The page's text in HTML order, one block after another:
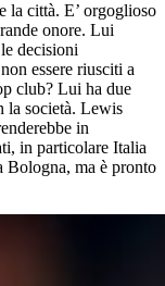
la città. E’ orgoglioso
onore. Lui
decisioni
essere riusciti a
club? Lui ha due
la società. Lewis
in
in particolare Italia
Bologna, ma è pronto